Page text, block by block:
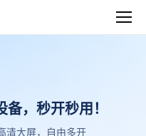
，秒开秒用！
清大屏，自由多开